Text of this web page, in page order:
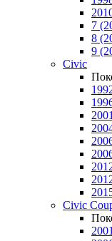
7
8
9
Civic
Civic